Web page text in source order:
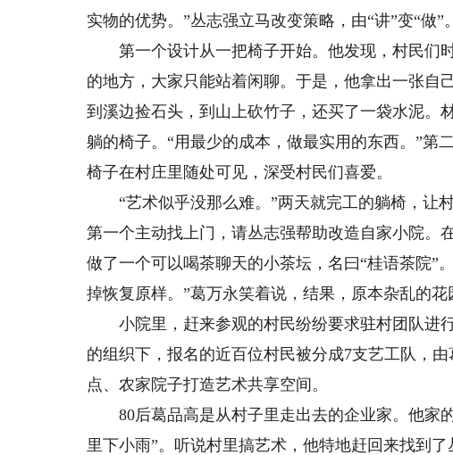
实物的优势。”丛志强立马改变策略，由“讲”变“做”。
第一个设计从一把椅子开始。他发现，村民们
的地方，大家只能站着闲聊。于是，他拿出一张自
到溪边捡石头，到山上砍竹子，还买了一袋水泥。
躺的椅子。“用最少的成本，做最实用的东西。”第
椅子在村庄里随处可见，深受村民们喜爱。
“艺术似乎没那么难。”两天就完工的躺椅，让
第一个主动找上门，请丛志强帮助改造自家小院。
做了一个可以喝茶聊天的小茶坛，名曰“桂语茶院”
掉恢复原样。”葛万永笑着说，结果，原本杂乱的花
小院里，赶来参观的村民纷纷要求驻村团队进
的组织下，报名的近百位村民被分成7支艺工队，
点、农家院子打造艺术共享空间。
80后葛品高是从村子里走出去的企业家。他家
里下小雨”。听说村里搞艺术，他特地赶回来找到